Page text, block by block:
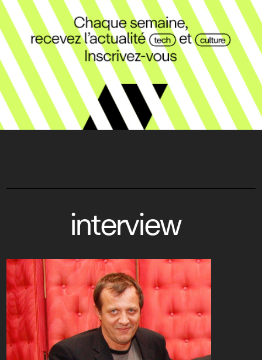
interview